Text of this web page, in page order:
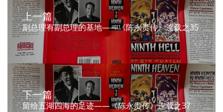
上一篇
副总理有副总理的基地——《陈永贵传》连载之35
下一篇
留给五湖四海的足迹——《陈永贵传》连载之37